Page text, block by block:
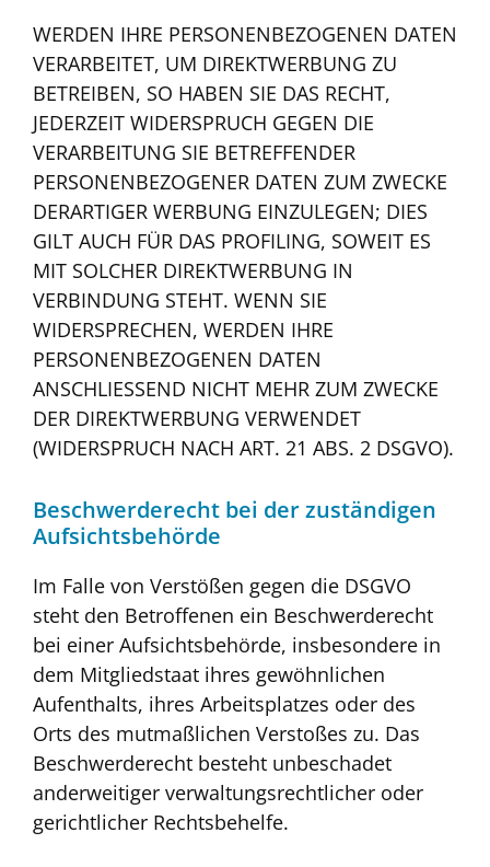
WERDEN IHRE PERSONENBEZOGENEN DATEN
VERARBEITET, UM DIREKTWERBUNG ZU
BETREIBEN, SO HABEN SIE DAS RECHT,
JEDERZEIT WIDERSPRUCH GEGEN DIE
VERARBEITUNG SIE BETREFFENDER
PERSONENBEZOGENER DATEN ZUM ZWECKE
DERARTIGER WERBUNG EINZULEGEN; DIES
GILT AUCH FÜR DAS PROFILING, SOWEIT ES
MIT SOLCHER DIREKTWERBUNG IN
VERBINDUNG STEHT. WENN SIE
WIDERSPRECHEN, WERDEN IHRE
PERSONENBEZOGENEN DATEN
ANSCHLIESSEND NICHT MEHR ZUM ZWECKE
DER DIREKTWERBUNG VERWENDET
(WIDERSPRUCH NACH ART. 21 ABS. 2 DSGVO).
Beschwerde­recht bei der zuständigen
Aufsichts­behörde
Im Falle von Verstößen gegen die DSGVO
steht den Betroffenen ein Beschwerderecht
bei einer Aufsichtsbehörde, insbesondere in
dem Mitgliedstaat ihres gewöhnlichen
Aufenthalts, ihres Arbeitsplatzes oder des
Orts des mutmaßlichen Verstoßes zu. Das
Beschwerderecht besteht unbeschadet
anderweitiger verwaltungsrechtlicher oder
gerichtlicher Rechtsbehelfe.